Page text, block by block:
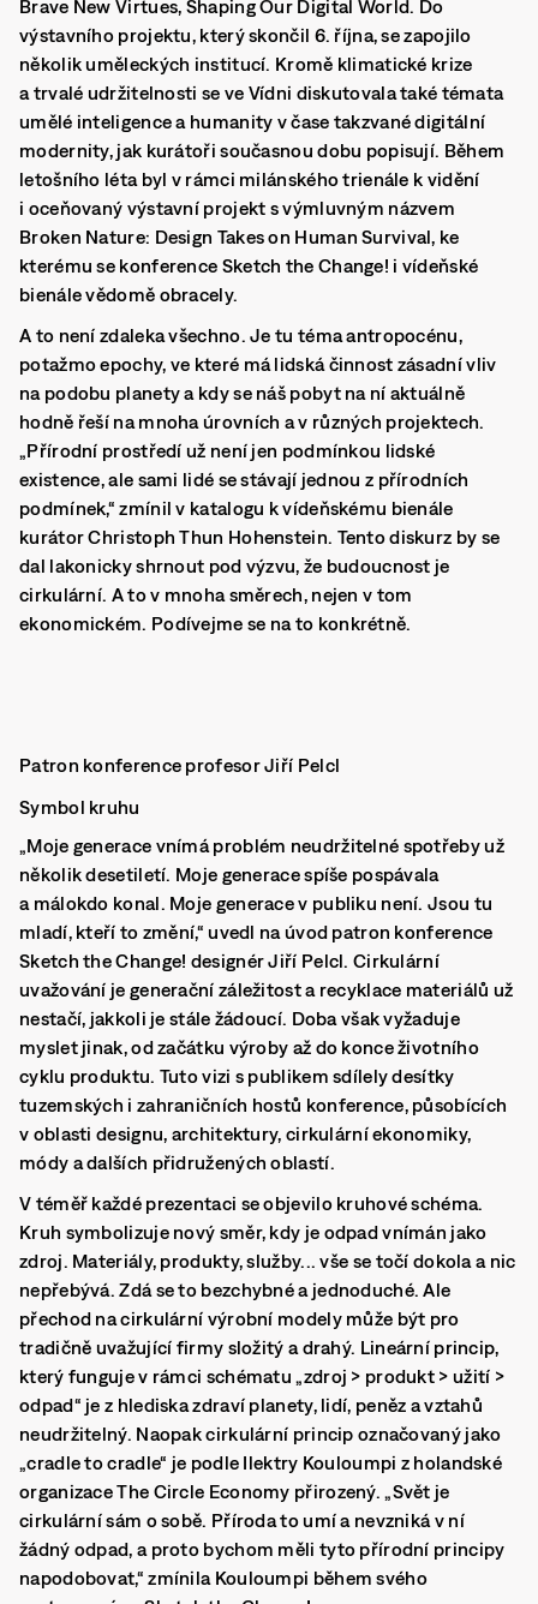
Brave New Virtues, Shaping Our Digital World. Do
výstavního projektu, který skončil 6. října, se zapojilo
několik uměleckých institucí. Kromě klimatické krize
a trvalé udržitelnosti se ve Vídni diskutovala také témata
umělé inteligence a humanity v čase takzvané digitální
modernity, jak kurátoři současnou dobu popisují. Během
letošního léta byl v rámci milánského trienále k vidění
i oceňovaný výstavní projekt s výmluvným názvem
Broken Nature: Design Takes on Human Survival, ke
kterému se konference Sketch the Change! i vídeňské
bienále vědomě obracely.
A to není zdaleka všechno. Je tu téma antropocénu,
potažmo epochy, ve které má lidská činnost zásadní vliv
na podobu planety a kdy se náš pobyt na ní aktuálně
hodně řeší na mnoha úrovních a v různých projektech.
„Přírodní prostředí už není jen podmínkou lidské
existence, ale sami lidé se stávají jednou z přírodních
podmínek,“ zmínil v katalogu k vídeňskému bienále
kurátor Christoph Thun Hohenstein. Tento diskurz by se
dal lakonicky shrnout pod výzvu, že budoucnost je
cirkulární. A to v mnoha směrech, nejen v tom
ekonomickém. Podívejme se na to konkrétně.
Patron konference profesor Jiří Pelcl
Symbol kruhu
„Moje generace vnímá problém neudržitelné spotřeby už
několik desetiletí. Moje generace spíše pospávala
a málokdo konal. Moje generace v publiku není. Jsou tu
mladí, kteří to změní,“ uvedl na úvod patron konference
Sketch the Change! designér Jiří Pelcl. Cirkulární
uvažování je generační záležitost a recyklace materiálů už
nestačí, jakkoli je stále žádoucí. Doba však vyžaduje
myslet jinak, od začátku výroby až do konce životního
cyklu produktu. Tuto vizi s publikem sdílely desítky
tuzemských i zahraničních hostů konference, působících
v oblasti designu, architektury, cirkulární ekonomiky,
módy a dalších přidružených oblastí.
V téměř každé prezentaci se objevilo kruhové schéma.
Kruh symbolizuje nový směr, kdy je odpad vnímán jako
zdroj. Materiály, produkty, služby... vše se točí dokola a nic
nepřebývá. Zdá se to bezchybné a jednoduché. Ale
přechod na cirkulární výrobní modely může být pro
tradičně uvažující firmy složitý a drahý. Lineární princip,
který funguje v rámci schématu „zdroj > produkt > užití >
odpad“ je z hlediska zdraví planety, lidí, peněz a vztahů
neudržitelný. Naopak cirkulární princip označovaný jako
„cradle to cradle“ je podle Ilektry Kouloumpi z holandské
organizace The Circle Economy přirozený. „Svět je
cirkulární sám o sobě. Příroda to umí a nevzniká v ní
žádný odpad, a proto bychom měli tyto přírodní principy
napodobovat,“ zmínila Kouloumpi během svého